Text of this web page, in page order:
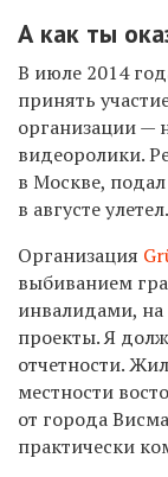
А как ты
В июле 2014
принять
организации —
видеоролики.
в Москве,
в августе улетел.
Организация
выбиванием
инвалидами, на
проекты. Я
отчетности.
местности
от города
практически